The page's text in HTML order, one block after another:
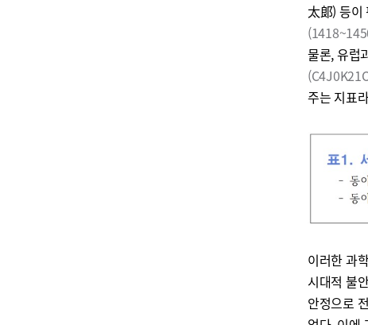
太郞) 등이
물론, 유럽
주는 지표
이러한 과
시대적 불
안정으로